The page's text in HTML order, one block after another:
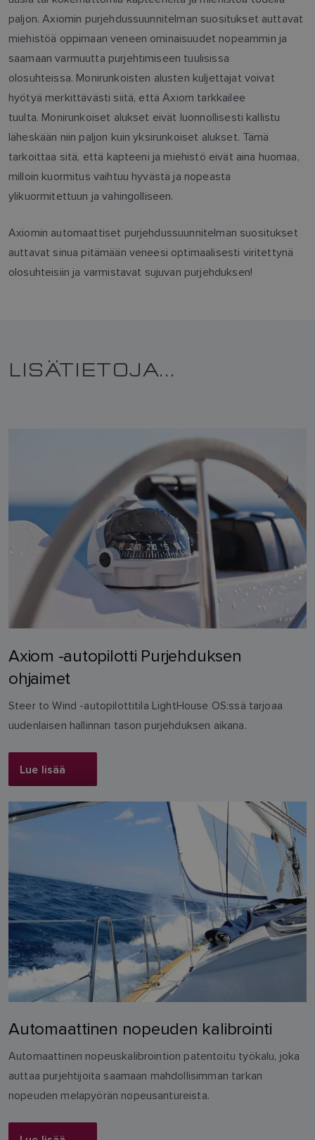
paljon. Axiomin purjehdussuunnitelman suositukset auttavat
miehistöä oppimaan veneen ominaisuudet nopeammin ja
saamaan varmuutta purjehtimiseen tuulisissa
olosuhteissa. Monirunkoisten alusten kuljettajat voivat
hyötyä merkittävästi siitä, että Axiom tarkkailee
tuulta. Monirunkoiset alukset eivät luonnollisesti kallistu
läheskään niin paljon kuin yksirunkoiset alukset. Tämä
tarkoittaa sitä, että kapteeni ja miehistö eivät aina huomaa,
milloin kuormitus vaihtuu hyvästä ja nopeasta
ylikuormitettuun ja vahingolliseen.
Axiomin automaattiset purjehdussuunnitelman suositukset
auttavat sinua pitämään veneesi optimaalisesti viritettynä
olosuhteisiin ja varmistavat sujuvan purjehduksen!
LISÄTIETOJA...
Axiom -autopilotti Purjehduksen
ohjaimet
Steer to Wind -autopilottitila LightHouse OS:ssä tarjoaa
uudenlaisen hallinnan tason purjehduksen aikana.
Lue lisää
Automaattinen nopeuden kalibrointi
Automaattinen nopeuskalibrointion patentoitu työkalu, joka
auttaa purjehtijoita saamaan mahdollisimman tarkan
nopeuden melapyörän nopeusantureista.